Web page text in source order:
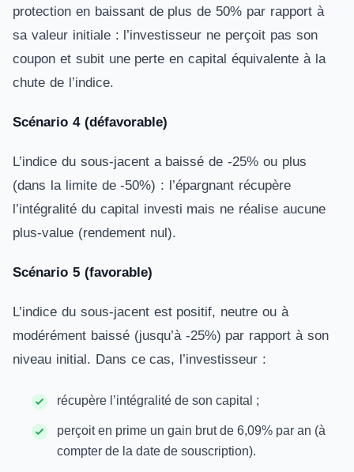
protection en baissant de plus de 50% par rapport à
sa valeur initiale : l’investisseur ne perçoit pas son
coupon et subit une perte en capital équivalente à la
chute de l’indice.
Scénario 4 (défavorable)
L’indice du sous-jacent a baissé de -25% ou plus
(dans la limite de -50%) : l’épargnant récupère
l’intégralité du capital investi mais ne réalise aucune
plus-value (rendement nul).
Scénario 5 (favorable)
L’indice du sous-jacent est positif, neutre ou à
modérément baissé (jusqu’à -25%) par rapport à son
niveau initial. Dans ce cas, l’investisseur :
récupère l’intégralité de son capital ;
perçoit en prime un gain brut de 6,09% par an (à
compter de la date de souscription).